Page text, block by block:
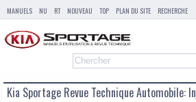
MANUELS NU RT NOUVEAU TOP PLAN DU SITE RECHERCHE
Kia Sportage Revue Technique Automobile: